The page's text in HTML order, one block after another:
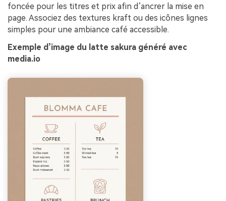
foncée pour les titres et prix afin d’ancrer la mise en
page. Associez des textures kraft ou des icônes lignes
simples pour une ambiance café accessible.
Exemple d’image du latte sakura généré avec
media.io